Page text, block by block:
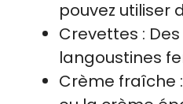
pouvez utiliser
Crevettes :
langoustines
Crème fraîche